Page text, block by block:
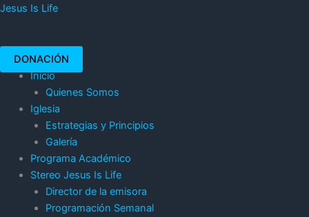
Ir
Jesus Is Life
DONACIÓN
Menú
Inicio
Quienes Somos
Iglesia
Estrategias y Principios
Galería
Programa Académico
Stereo Jesus Is Life
Director de la emisora
Programación Semanal